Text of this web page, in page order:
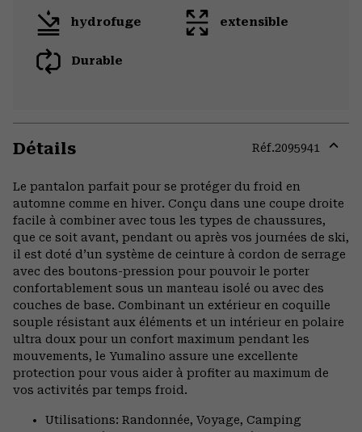
hydrofuge extensible
Durable
Détails Réf.2095941
Le pantalon parfait pour se protéger du froid en
automne comme en hiver. Conçu dans une coupe droite
facile à combiner avec tous les types de chaussures,
que ce soit avant, pendant ou après vos journées de ski,
il est doté d’un système de ceinture à cordon de serrage
avec des boutons-pression pour pouvoir le porter
confortablement sous un manteau isolé ou avec des
couches de base. Combinant un extérieur en coquille
souple résistant aux éléments et un intérieur en polaire
ultra doux pour un confort maximum pendant les
mouvements, le Yumalino assure une excellente
protection pour vous aider à profiter au maximum de
vos activités par temps froid.
Utilisations: Randonnée, Voyage, Camping